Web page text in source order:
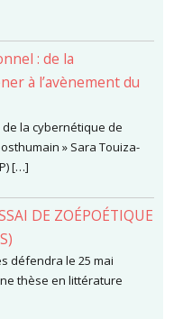
: de la
à l’avènement du
la cybernétique de
» Sara Touiza-
[…]
DE ZOÉPOÉTIQUE
défendra le 25 mai
thèse en littérature